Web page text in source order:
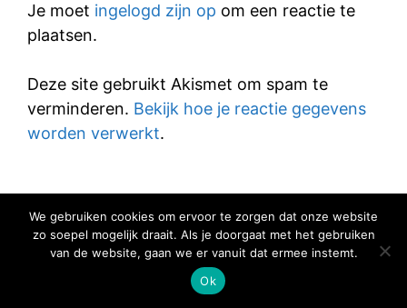
Je moet ingelogd zijn op om een reactie te
plaatsen.
Deze site gebruikt Akismet om spam te
verminderen. Bekijk hoe je reactie gegevens
worden verwerkt.
© 2025 Elke Hap Telt
We gebruiken cookies om ervoor te zorgen dat onze website
zo soepel mogelijk draait. Als je doorgaat met het gebruiken
van de website, gaan we er vanuit dat ermee instemt.
Ok